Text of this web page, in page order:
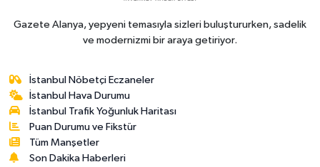
Gazete Alanya, yepyeni temasıyla sizleri buluştururken, sadelik
ve modernizmi bir araya getiriyor.
İstanbul Nöbetçi Eczaneler
İstanbul Hava Durumu
İstanbul Trafik Yoğunluk Haritası
Puan Durumu ve Fikstür
Tüm Manşetler
Son Dakika Haberleri